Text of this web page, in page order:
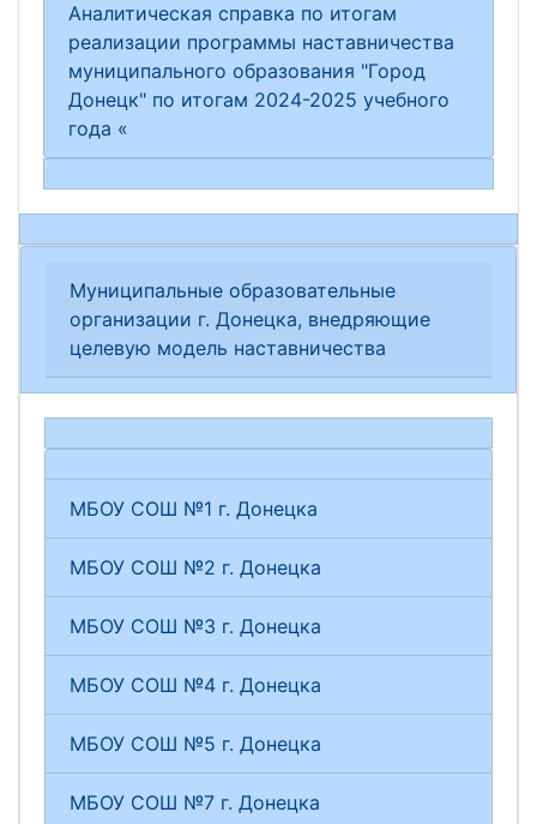
Аналитическая справка по итогам
реализации программы наставничества
муниципального образования "Город
Донецк" по итогам 2024-2025 учебного
года «
Муниципальные образовательные
организации г. Донецка, внедряющие
целевую модель наставничества
МБОУ СОШ №1 г. Донецка
МБОУ СОШ №2 г. Донецка
МБОУ СОШ №3 г. Донецка
МБОУ СОШ №4 г. Донецка
МБОУ СОШ №5 г. Донецка
МБОУ СОШ №7 г. Донецка